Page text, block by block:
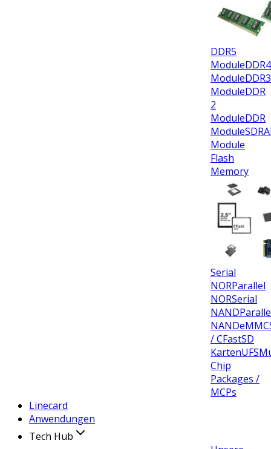
DDR5
ModuleDDR4
ModuleDDR3
ModuleDDR
2
ModuleDDR
Module
Module
Flash
Memory
Serial
NORParallel
NORSerial
NAND
NANDeMMC
/ CFastSD
KartenUFS
Chip
Packages /
MCPs
Linecard
Anwendungen
Tech Hub